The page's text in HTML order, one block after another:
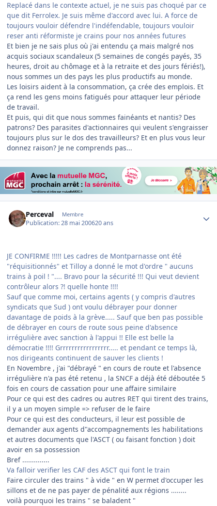
Replacé dans le contexte actuel, je ne suis pas choqué par ce
que dit Ferrolex. Je suis même d'accord avec lui. A force de
toujours vouloir défendre l'indéfendable, toujours vouloir
reser anti réformiste je crains pour nos années futures
Et bien je ne sais plus où j'ai entendu ça mais malgré nos
acquis sociaux scandaleux (5 semaines de congés payés, 35
heures, droit au chômage et à la retraite et des jours fériés!),
nous sommes un des pays les plus productifs au monde.
Les loisirs aident à la consommation, ça crée des emplois. Et
ça rend les gens moins fatigués pour attaquer leur période
de travail.
Et puis, qui dit que nous sommes fainéants et nantis? Des
patrons? Des parasites d'actionnaires qui veulent s'engraisser
toujours plus sur le dos des travailleurs? Et en plus vous leur
donnez raison? Je ne comprends pas...
Perceval Membre
Publication:28 mai 200620 ans
JE CONFIRME !!!!! Les cadres de Montparnasse ont été
"réquisitionnés" et Tilloy a donné le mot d'ordre " aucuns
trains à poil ! ".... Bravo pour la sécurité !!! Qui veut devient
contrôleur alors ?! quelle honte !!!!
Sauf que comme moi, certains agents ( y compris d'autres
syndicats que Sud ) ont voulu débrayer pour donner
davantage de poids à la grève..... Sauf que ben pas possible
de débrayer en cours de route sous peine d'absence
irrégulière avec sanction à l'appui !! Elle est belle la
démocratie !!!! Grrrrrrrrrrrrrrrrr..... et pendant ce temps là,
nos dirigeants continuent de sauver les clients !
En Novembre , j'ai "débrayé " en cours de route et l'absence
irrégulière n'a pas été retenu , la SNCF a déjà été déboutée 5
fois en cours de cassation pour une affaire similaire
Pour ce qui est des cadres ou autres RET qui tirent des trains,
il y a un moyen simple => refuser de le faire
Pour ce qui est des conducteurs, il leur est possible de
demander aux agents d"accompagnements les habilitations
et autres documents que l'ASCT ( ou faisant fonction ) doit
avoir en sa possession
Bref ..............
Va falloir verifier les CAF des ASCT qui font le train
Faire circuler des trains " à vide " en W permet d'occuper les
sillons et de ne pas payer de pénalité aux régions ........
voilà pourquoi les trains " se baladent "